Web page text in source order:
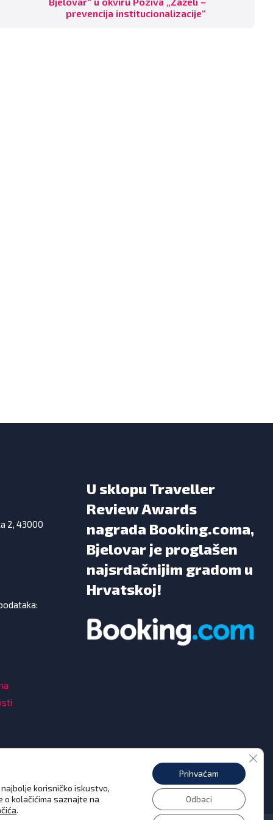
prevencija institucionalizacije“
2, 43000
U sklopu Traveller
Review Awards
nagrada Booking.coma,
Bjelovar je proglašen
najsrdačnijim gradom u
Hrvatskoj!
korisničko iskustvo,
o kolačićima saznajte na
.
Prihvaćam
Odbaci